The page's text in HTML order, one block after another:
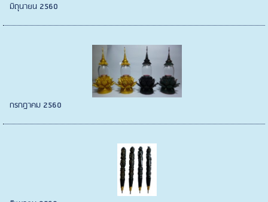
มิถุนายน 2560
กรกฎาคม 2560